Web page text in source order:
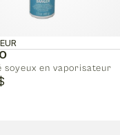
soyeux en vaporisateur